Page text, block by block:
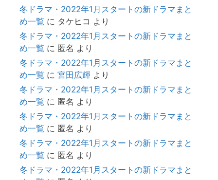
冬ドラマ・2022年1月スタートの新ドラマまと
め一覧 に タケヒコ より
冬ドラマ・2022年1月スタートの新ドラマまと
め一覧 に 匿名 より
冬ドラマ・2022年1月スタートの新ドラマまと
め一覧 に 宮田広輝 より
冬ドラマ・2022年1月スタートの新ドラマまと
め一覧 に 匿名 より
冬ドラマ・2022年1月スタートの新ドラマまと
め一覧 に 匿名 より
冬ドラマ・2022年1月スタートの新ドラマまと
め一覧 に 匿名 より
冬ドラマ・2022年1月スタートの新ドラマまと